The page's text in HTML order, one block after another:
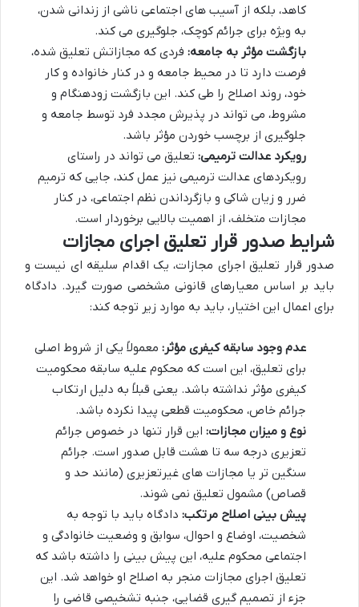
کاهد، بلکه از آسیب های اجتماعی ناشی از زندانی شدن،
به ویژه برای جرائم کوچک، جلوگیری می کند.
بازگشت مؤثر به جامعه: فردی که مجازاتش تعلیق شده،
فرصت دارد تا در محیط جامعه و در کنار خانواده و کار
خود، روند اصلاح را طی کند. این بازگشت زودهنگام و
مشروط، می تواند در پذیرش مجدد فرد توسط جامعه و
جلوگیری از برچسب خوردن مؤثر باشد.
رویکرد عدالت ترمیمی: تعلیق می تواند در راستای
رویکردهای عدالت ترمیمی نیز عمل کند، جایی که ترمیم
ضرر و زیان شاکی و بازگرداندن نظم اجتماعی، در کنار
مجازات متخلف، از اهمیت بالایی برخوردار است.
شرایط صدور قرار تعلیق اجرای مجازات
صدور قرار تعلیق اجرای مجازات، یک اقدام سلیقه ای نیست و
باید بر اساس معیارهای قانونی مشخصی صورت گیرد. دادگاه
برای اعمال این اختیار، باید به موارد زیر توجه کند:
عدم وجود سابقه کیفری مؤثر: معمولاً یکی از شروط اصلی
برای تعلیق، این است که محکوم علیه سابقه محکومیت
کیفری مؤثر نداشته باشد. یعنی قبلاً به دلیل ارتکاب
جرائم خاص، محکومیت قطعی پیدا نکرده باشد.
نوع و میزان مجازات: این قرار تنها در خصوص جرائم
تعزیری درجه سه تا هشت قابل صدور است. جرائم
سنگین تر یا مجازات های غیرتعزیری (مانند حد و
قصاص) مشمول تعلیق نمی شوند.
پیش بینی اصلاح مرتکب: دادگاه باید با توجه به
شخصیت، اوضاع و احوال، سوابق و وضعیت خانوادگی و
اجتماعی محکوم علیه، این پیش بینی را داشته باشد که
تعلیق اجرای مجازات منجر به اصلاح او خواهد شد. این
جزء از تصمیم گیری قضایی، جنبه تشخیصی قاضی را